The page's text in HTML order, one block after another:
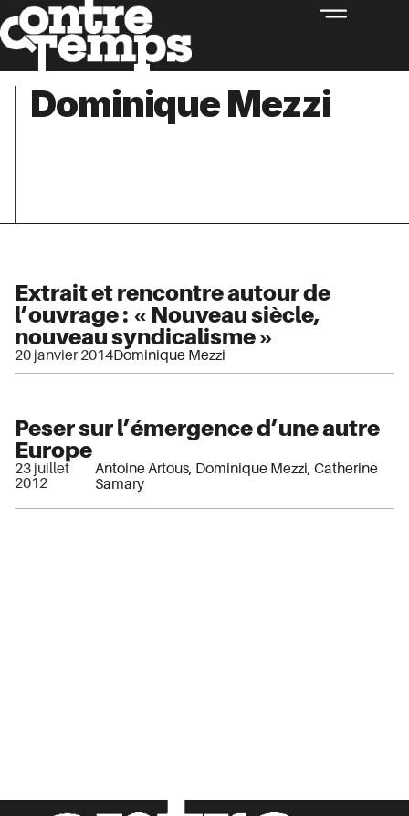
Dominique Mezzi
Extrait et rencontre autour de
l’ouvrage : « Nouveau siècle,
nouveau syndicalisme »
20 janvier 2014Dominique Mezzi
Peser sur l’émergence d’une autre
Europe
23 juillet
2012
Antoine Artous, Dominique Mezzi,Catherine
Samary